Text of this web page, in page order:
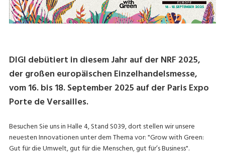
DIGI debütiert in diesem Jahr auf der NRF 2025,
der großen europäischen Einzelhandelsmesse,
vom 16. bis 18. September 2025 auf der Paris Expo
Porte de Versailles.
Besuchen Sie uns in Halle 4, Stand S039, dort stellen wir unsere
neuesten Innovationen unter dem Thema vor: "Grow with Green:
Gut für die Umwelt, gut für die Menschen, gut für’s Business".